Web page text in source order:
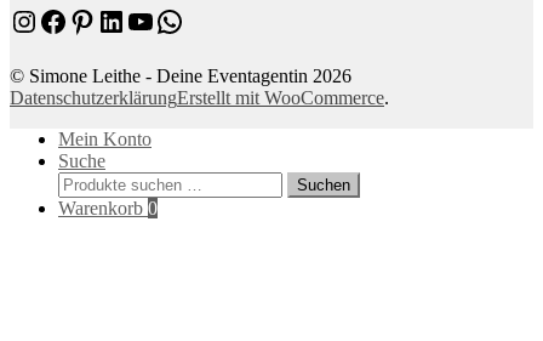
Instagram
Facebook
Pinterest
LinkedIn
YouTube
WhatsApp
© Simone Leithe - Deine Eventagentin 2026
DatenschutzerklärungErstellt mit WooCommerce.
Mein Konto
Suche
Suchen
nach:
Suchen
Warenkorb 0